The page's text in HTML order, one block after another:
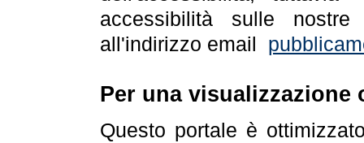
accessibilità sulle
all'indirizzo email
Per una visualizzazione
Questo portale è